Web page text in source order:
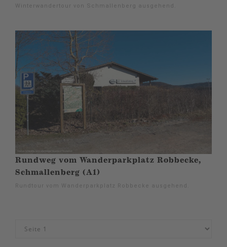
Winterwandertour von Schmallenberg ausgehend.
Rundweg vom Wanderparkplatz Robbecke,
Schmallenberg (A1)
Rundtour vom Wanderparkplatz Robbecke ausgehend.